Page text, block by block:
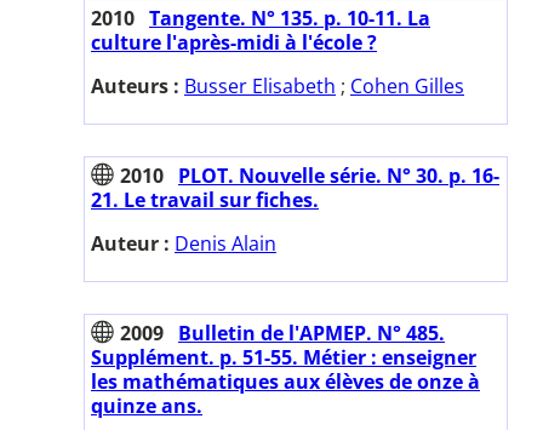
2010 Tangente. N° 135. p. 10-11. La
culture l'après-midi à l'école ?
Auteurs : Busser Elisabeth ; Cohen Gilles
2010 PLOT. Nouvelle série. N° 30. p. 16-
21. Le travail sur fiches.
Auteur : Denis Alain
2009 Bulletin de l'APMEP. N° 485.
Supplément. p. 51-55. Métier : enseigner
les mathématiques aux élèves de onze à
quinze ans.